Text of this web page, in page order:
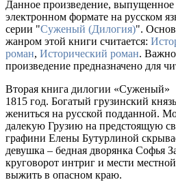
Данное произведение, выпущенное
электронном формате на русском
серии "Суженый (Дилогия)".
жанром этой книги считается:
роман, Исторический роман. Важно
произведение предназначено для
Вторая книга дилогии «Суженый»
1815 год. Богатый грузинский
жениться на русской подданной.
далекую Грузию на предстоящую
графини Елены Бутурлиной
девушка – бедная дворянка Софья
круговорот интриг и мести
выжить в опасном краю.